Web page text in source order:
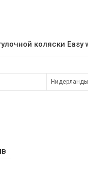
коляски Easy
Нидерланды